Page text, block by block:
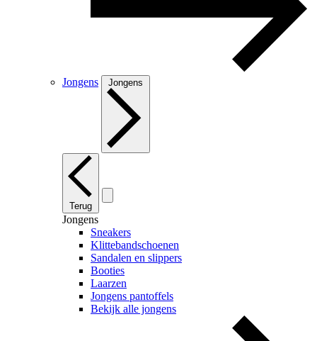
Jongens Jongens
Terug
Jongens
Sneakers
Klittebandschoenen
Sandalen en slippers
Booties
Laarzen
Jongens pantoffels
Bekijk alle jongens